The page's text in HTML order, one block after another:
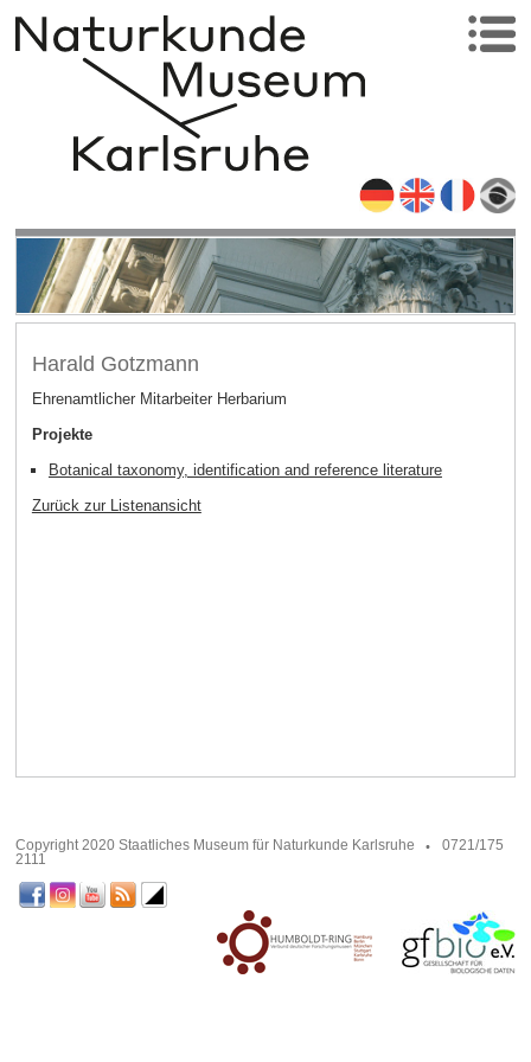
Harald Gotzmann
Ehrenamtlicher Mitarbeiter Herbarium
Projekte
Botanical taxonomy, identification and reference literature
Zurück zur Listenansicht
Copyright 2020 Staatliches Museum für Naturkunde Karlsruhe
0721/175
2111